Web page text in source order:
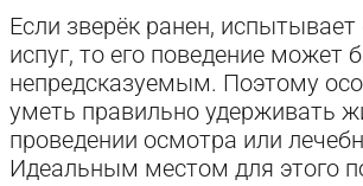
Если зверёк ранен,
испуг, то его поведение может
непредсказуемым. Поэтому
уметь правильно удерживать
проведении осмотра или
Идеальным местом для этого